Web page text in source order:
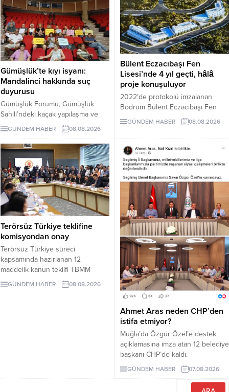
Gümüşlük’te kıyı isyanı:
Mandalinci hakkında suç
duyurusu
Gümüşlük Forumu, Gümüşlük
Sahili’ndeki kaçak yapılaşma ve
Çayıraltı Halk Plajı’ndaki işgal
iddiaları nedeniyle Bodrum
Belediye Başkanı Tamer
Mandalinci hakkında suç
duyurusunda bulundu.
GÜNDEM HABER 08.08.2026
Bülent Eczacıbaşı Fen
Lisesi’nde 4 yıl geçti, hâlâ
proje konuşuluyor
2022’de protokolü imzalanan
Bodrum Bülent Eczacıbaşı Fen
Lisesi için dört yıl sonra hâlâ proje
süreci görüşülüyor. Okulun ne
kabul edeceği belirsiz.
GÜNDEM HABER 08.08.2026
Terörsüz Türkiye teklifine
komisyondan onay
Terörsüz Türkiye süreci
kapsamında hazırlanan 12
maddelik kanun teklifi TBMM
Adalet Komisyonunda kabul edildi.
Teklif 5 ve 10 yıllık erteleme
GÜNDEM HABER 08.08.2026
Ahmet Aras neden CHP’den
istifa etmiyor?
Muğla’da Özgür Özel’e destek
açıklamasına imza atan 12 belediye
başkanı CHP’de kaldı.
Milletvekilleri Yeni Parti’ye
geçerken belediye başkanlarının
tutumu ve CHP yönetiminin
GÜNDEM HABER 07.08.2026